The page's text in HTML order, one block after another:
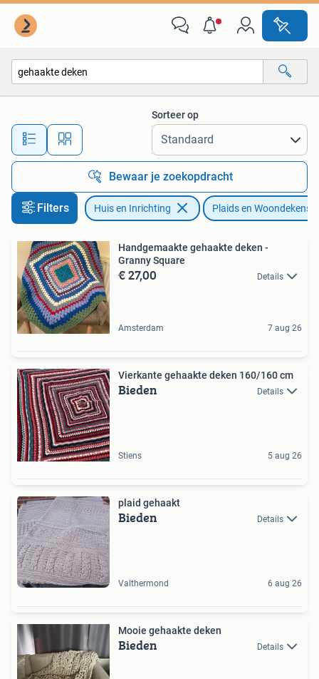
Alle afstanden…
Sorteer op
Bewaar je zoekopdracht
Filters Huis en Inrichting Plaids en Woondekens
Handgemaakte gehaakte deken -
Granny Square
€ 27,00 Details
Amsterdam 7 aug 26
Vierkante gehaakte deken 160/160 cm
Bieden Details
Stiens 5 aug 26
plaid gehaakt
Bieden Details
Valthermond 6 aug 26
Mooie gehaakte deken
Bieden Details